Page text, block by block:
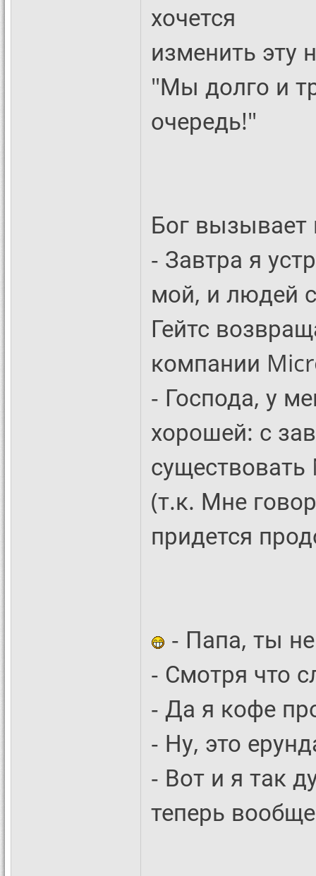
хочется
изменить эту
"Мы долго и
очередь!"
Бог вызывает
- Завтра я
мой, и людей
Гейтс
компании
- Господа, у
хорошей: с
(т.к. Мне
придется
- Папа, ты
- Смотря что
- Да я кофе
- Ну, это
- Вот и я так
теперь